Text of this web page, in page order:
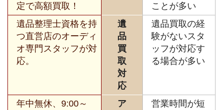
定で高額買取！
ことが多い
遺品整理士資格を持
つ直営店のオーディ
オ専門スタッフが対
応。
遺
品
買
取
対
応
遺品買取の経
験がないスタ
ッフが対応す
る場合が多い
年中無休、9:00～
ア
営業時間が短